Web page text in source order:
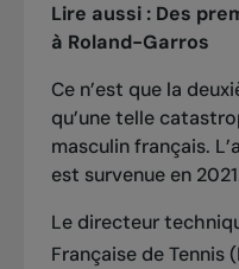
Lire aussi : Des
à Roland-Garros
Ce n’est que la
qu’une telle
masculin français.
est survenue en
Le directeur
Française de Tennis